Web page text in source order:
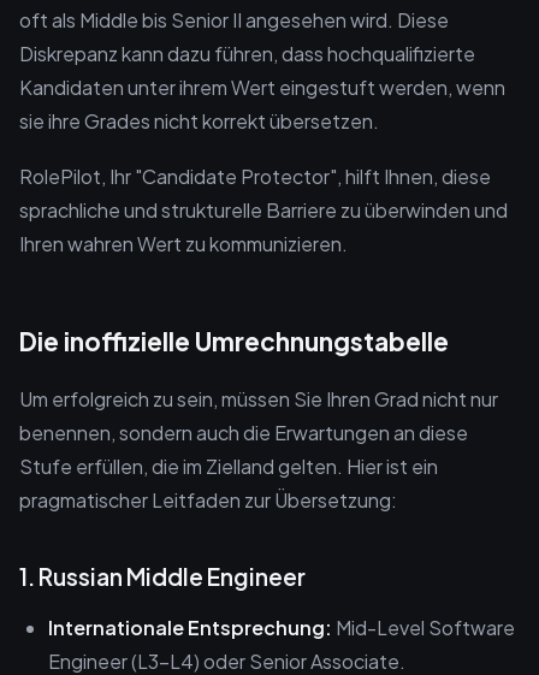
oft als Middle bis Senior II angesehen wird. Diese
Diskrepanz kann dazu führen, dass hochqualifizierte
Kandidaten unter ihrem Wert eingestuft werden, wenn
sie ihre Grades nicht korrekt übersetzen.
RolePilot, Ihr "Candidate Protector", hilft Ihnen, diese
sprachliche und strukturelle Barriere zu überwinden und
Ihren wahren Wert zu kommunizieren.
Die inoffizielle Umrechnungstabelle
Um erfolgreich zu sein, müssen Sie Ihren Grad nicht nur
benennen, sondern auch die Erwartungen an diese
Stufe erfüllen, die im Zielland gelten. Hier ist ein
pragmatischer Leitfaden zur Übersetzung:
1. Russian Middle Engineer
Internationale Entsprechung: Mid-Level Software
Engineer (L3–L4) oder Senior Associate.